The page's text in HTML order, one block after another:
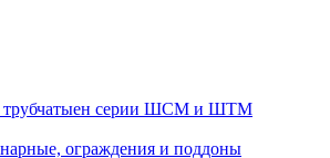
трубчатыен серии ШСМ и ШТМ
ограждения и поддоны